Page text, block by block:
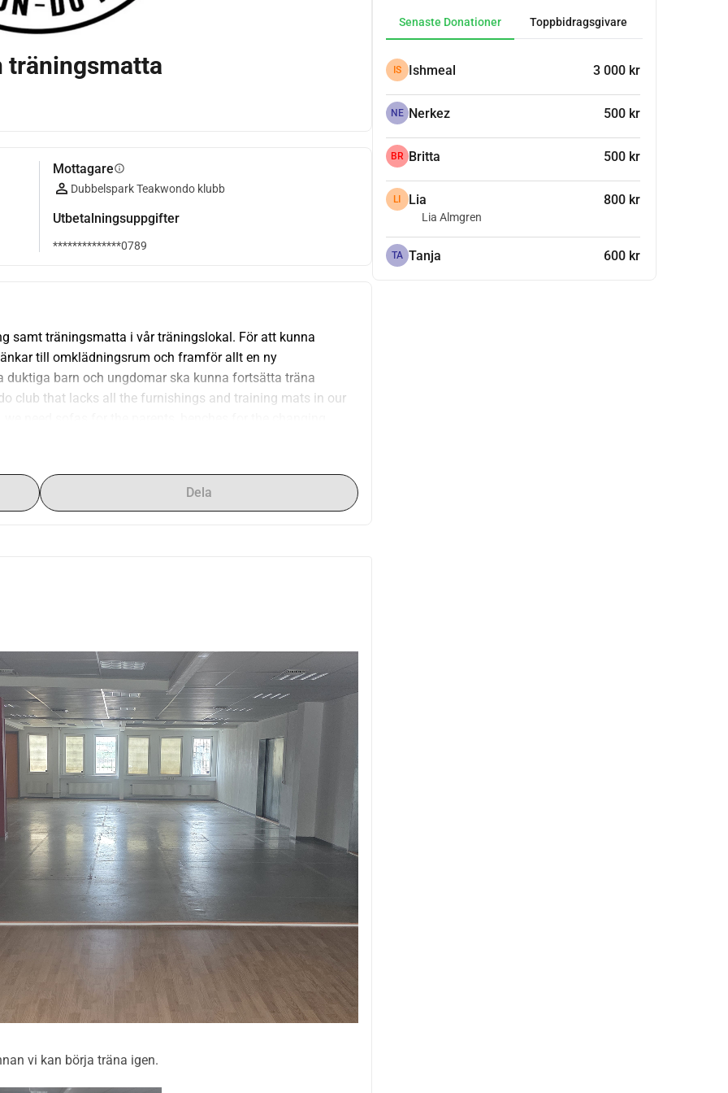
träningsmatta
Mottagareinfo
Dubbelspark Teakwondo klubb
Utbetalningsuppgifter
**************0789
samt träningsmatta i vår träningslokal. För att kunna
till omklädningsrum och framför allt en ny
barn och ungdomar ska kunna fortsätta träna
club that lacks all the furnishings and training mats in our
are needed so that our talented children and young
Dela
vi kan börja träna igen.
Senaste Donationer Toppbidragsgivare
IS Ishmeal 3 000 kr
NE Nerkez 500 kr
BR Britta 500 kr
LI Lia 800 kr
Lia Almgren
TA Tanja 600 kr